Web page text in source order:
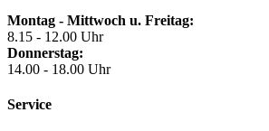
Montag - Mittwoch u. Freitag:
8.15 - 12.00 Uhr
Donnerstag:
14.00 - 18.00 Uhr
Service